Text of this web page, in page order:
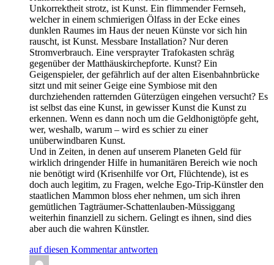
Unkorrektheit strotz, ist Kunst. Ein flimmender Fernseh,
welcher in einem schmierigen Ölfass in der Ecke eines
dunklen Raumes im Haus der neuen Künste vor sich hin
rauscht, ist Kunst. Messbare Installation? Nur deren
Stromverbrauch. Eine versprayter Trafokasten schräg
gegenüber der Matthäuskirchepforte. Kunst? Ein
Geigenspieler, der gefährlich auf der alten Eisenbahnbrücke
sitzt und mit seiner Geige eine Symbiose mit den
durchziehenden ratternden Güterzügen eingehen versucht? Es
ist selbst das eine Kunst, in gewisser Kunst die Kunst zu
erkennen. Wenn es dann noch um die Geldhonigtöpfe geht,
wer, weshalb, warum – wird es schier zu einer
unüberwindbaren Kunst.
Und in Zeiten, in denen auf unserem Planeten Geld für
wirklich dringender Hilfe in humanitären Bereich wie noch
nie benötigt wird (Krisenhilfe vor Ort, Flüchtende), ist es
doch auch legitim, zu Fragen, welche Ego-Trip-Künstler den
staatlichen Mammon bloss eher nehmen, um sich ihren
gemütlichen Tagträumer-Schattenlauben-Müssiggang
weiterhin finanziell zu sichern. Gelingt es ihnen, sind dies
aber auch die wahren Künstler.
auf diesen Kommentar antworten